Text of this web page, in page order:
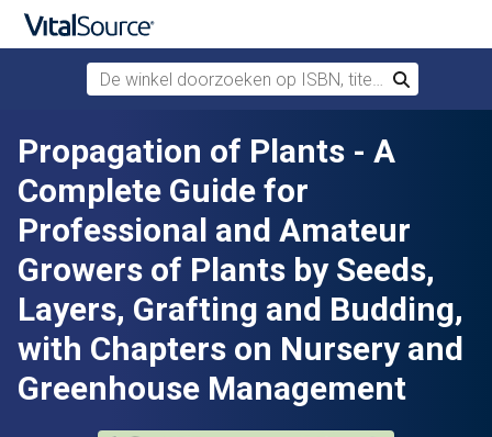
Verdergaan naar belangrijkste inhoud
De winkel doorzoeken op ISBN, titel of auteur
Zoek
Propagation of Plants - A
Complete Guide for
Professional and Amateur
Growers of Plants by Seeds,
Layers, Grafting and Budding,
with Chapters on Nursery and
Greenhouse Management